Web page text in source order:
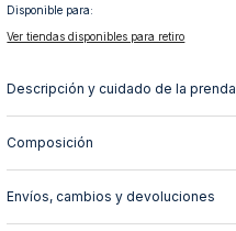
Disponible para:
Ver tiendas disponibles para retiro
Descripción y cuidado de la prenda
Composición
Envíos, cambios y devoluciones